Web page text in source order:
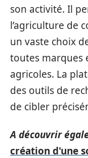
son activité. Il
l’agriculture de
un vaste choix
toutes marques
agricoles. La
des outils de
de cibler
A découvrir
création d'une